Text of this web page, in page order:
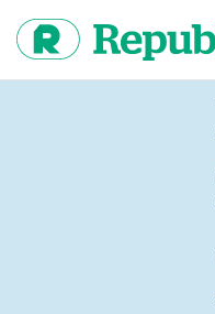
continut